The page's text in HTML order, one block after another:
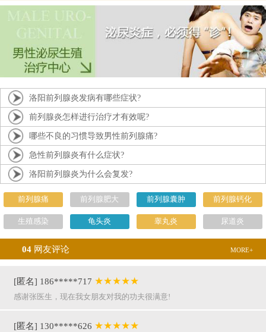
洛阳前列腺炎发病有哪些症状?
前列腺炎怎样进行治疗才有效呢?
哪些不良的习惯导致男性前列腺痛?
急性前列腺炎有什么症状?
洛阳前列腺炎为什么会复发?
前列腺痛 前列腺肥大 前列腺囊肿 前列腺钙化
生殖感染 龟头炎 睾丸炎 尿道炎
04 网友评论 MORE+
[匿名] 186*****717 ★★★★★
感谢张医生，现在我女朋友对我的功夫很满意!
[匿名] 130*****626 ★★★★★